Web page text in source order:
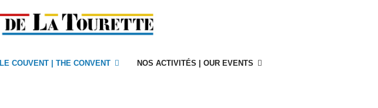
LE COUVENT | THE CONVENT NOS ACTIVITÉS | OUR EVENTS